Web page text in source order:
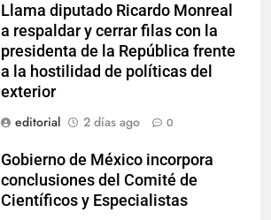
Llama diputado Ricardo Monreal
a respaldar y cerrar filas con la
presidenta de la República frente
a la hostilidad de políticas del
exterior
editorial
2 días ago 0
Gobierno de México incorpora
conclusiones del Comité de
Científicos y Especialistas